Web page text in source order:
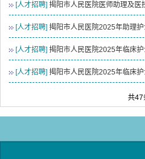
[人才招聘] 揭阳市人民医院医师助理及医
[人才招聘] 揭阳市人民医院2025年助理
[人才招聘] 揭阳市人民医院2025年临床
[人才招聘] 揭阳市人民医院2025年临床
共47